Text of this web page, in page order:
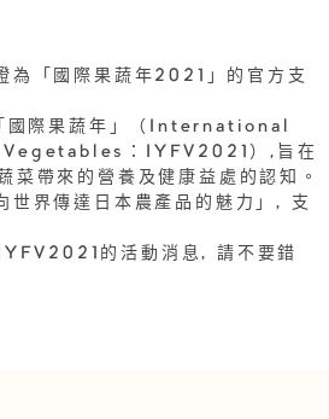
「國際果蔬年2021」的官方支
國際果蔬年」（International
：IYFV2021）,旨在
菜帶來的營養及健康益處的認知。
界傳達日本農產品的魅力」, 支
的活動消息, 請不要錯